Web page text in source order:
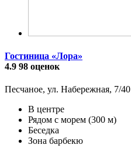
Гостиница «Лора»
4.9 98 оценок
Песчаное, ул. Набережная, 7/40
В центре
Рядом с морем (300 м)
Беседка
Зона барбекю